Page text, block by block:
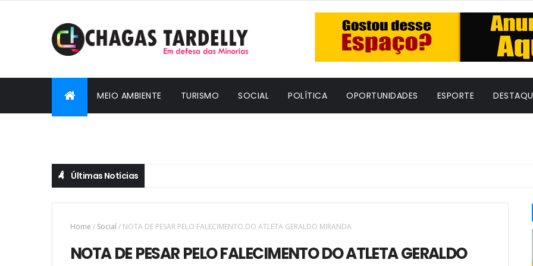
MEIO AMBIENTE TURISMO SOCIAL POLÍTICA OPORTUNIDADES ESPORTE
Últimas Notícias
Home / Social / NOTA DE PESAR PELO FALECIMENTO DO ATLETA GERALDO MIRANDA
NOTA DE PESAR PELO FALECIMENTO DO ATLETA GERALDO